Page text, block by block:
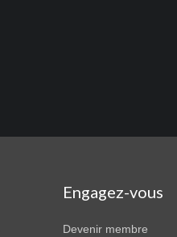
Engagez-vous
Devenir membre